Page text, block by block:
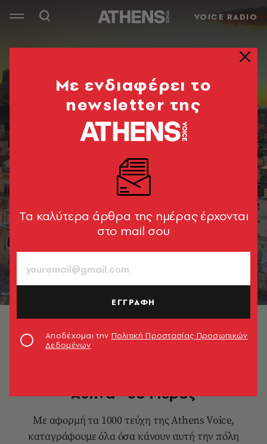
VOICE RADIO
© Unsplash
Αθήνα - 5ο Μέρος
Με αφορμή τα 1000 τεύχη της Athens Voice,
καταγράφουμε όλα όσα κάνουν αυτή την πόλη
Mε ενδιαφέρει το
newsletter της
Tα καλύτερα άρθρα της ημέρας έρχονται
στο mail σου
ΕΓΓΡΑΦΗ
Αποδέχομαι την Πολιτική Προστασίας Προσωπικών
Δεδομένων